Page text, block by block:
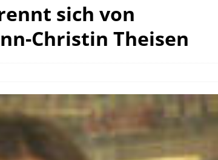
sich von
Christin Theisen